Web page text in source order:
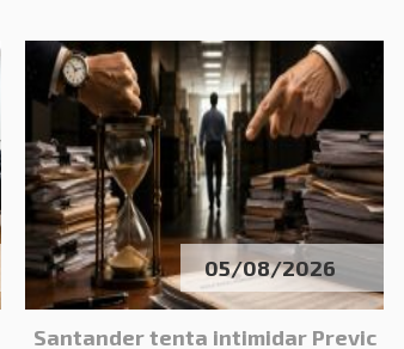
05/08/2026
Santander tenta intimidar Previc